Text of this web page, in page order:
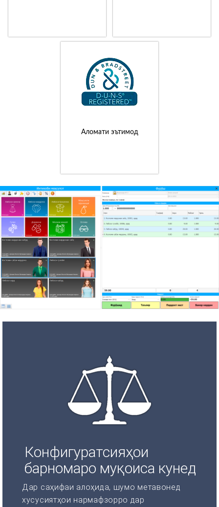
Аломати эътимод
Конфигуратсияҳои
барномаро муқоиса кунед
Дар саҳифаи алоҳида, шумо метавонед
хусусиятҳои нармафзорро дар